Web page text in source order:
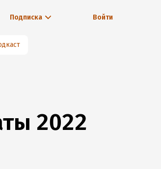
Подписка Войти
2022